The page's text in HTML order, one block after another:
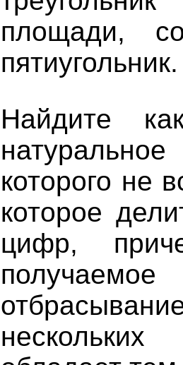
площади,
пятиугольник.
Найдите
которого не
которое
цифр,